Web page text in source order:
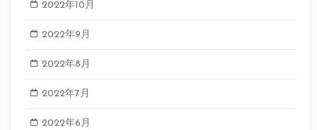
2022年10月
2022年9月
2022年8月
2022年7月
2022年6月